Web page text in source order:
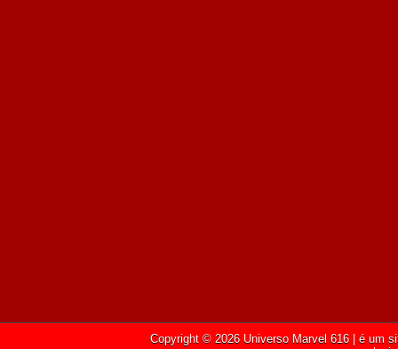
Copyright © 2026 Universo Marvel 616 | é um